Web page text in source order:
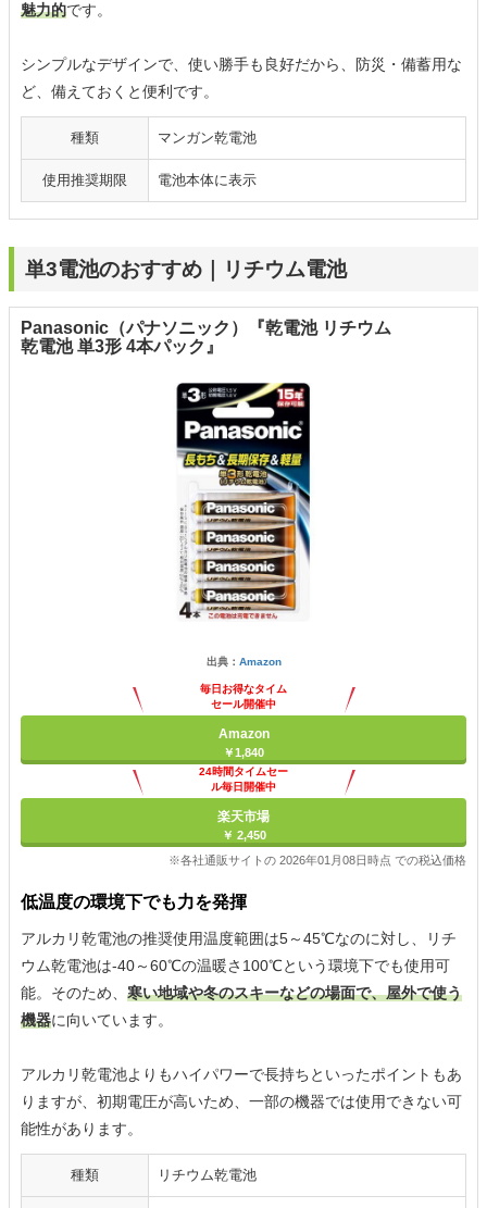
魅力的です。
シンプルなデザインで、使い勝手も良好だから、防災・備蓄用な
ど、備えておくと便利です。
種類 マンガン乾電池
使用推奨期限 電池本体に表示
単3電池のおすすめ｜リチウム電池
Panasonic（パナソニック）『乾電池 リチウム
乾電池 単3形 4本パック』
出典： Amazon
毎日お得なタイム
セール開催中
Amazon
￥1,840
24時間タイムセー
ル毎日開催中
楽天市場
￥ 2,450
※各社通販サイトの 2026年01月08日時点 での税込価格
低温度の環境下でも力を発揮
アルカリ乾電池の推奨使用温度範囲は5～45℃なのに対し、リチ
ウム乾電池は-40～60℃の温暖さ100℃という環境下でも使用可
能。そのため、 寒い地域や冬のスキーなどの場面で、屋外で使う
機器に向いています。
アルカリ乾電池よりもハイパワーで長持ちといったポイントもあ
りますが、初期電圧が高いため、一部の機器では使用できない可
能性があります。
種類 リチウム乾電池